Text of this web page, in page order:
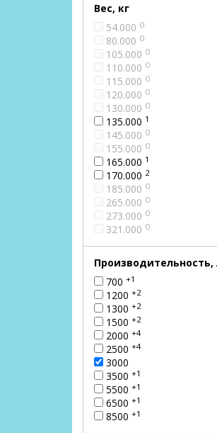
Вес, кг
54.000 0
80.000 0
105.000 0
110.000 0
115.000 0
120.000 0
130.000 0
135.000 1
145.000 0
155.000 0
165.000 1
170.000 2
185.000 0
265.000 0
273.000 0
321.000 0
Производительность,
700 +1
1200 +2
1300 +2
1500 +2
2000 +4
2500 +4
3000
3500 +1
5500 +1
6500 +1
8500 +1